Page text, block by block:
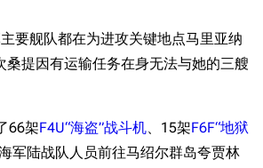
要舰队都在为进攻关键地点马里亚纳
桑提因有运输任务在身无法与她的三艘
66架F4U“海盗”战斗机、15架F6F“地狱
军陆战队人员前往马绍尔群岛夸贾林